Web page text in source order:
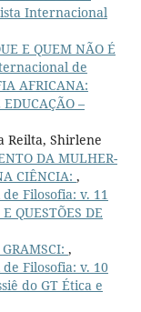
Internacional
E QUEM NÃO É
de
AFRICANA:
–
Reilta, Shirlene
DA MULHER-
CIÊNCIA: ,
Filosofia: v. 11
QUESTÕES DE
,
Filosofia: v. 10
do GT Ética e